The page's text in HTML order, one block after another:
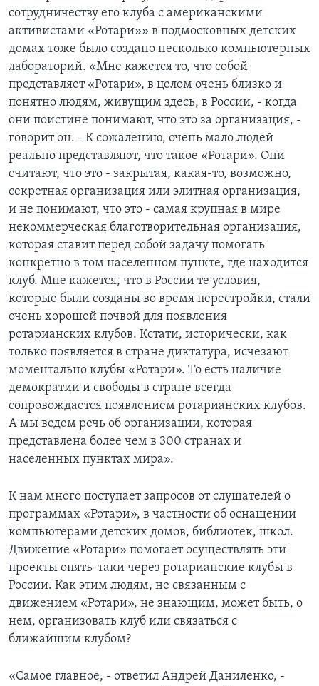
сотрудничеству его клуба с американскими
активистами «Ротари»» в подмосковных детских
домах тоже было создано несколько компьютерных
лабораторий. «Мне кажется то, что собой
представляет «Ротари», в целом очень близко и
понятно людям, живущим здесь, в России, - когда
они поистине понимают, что это за организация, -
говорит он. - К сожалению, очень мало людей
реально представляют, что такое «Ротари». Они
считают, что это - закрытая, какая-то, возможно,
секретная организация или элитная организация,
и не понимают, что это - самая крупная в мире
некоммерческая благотворительная организация,
которая ставит перед собой задачу помогать
конкретно в том населенном пункте, где находится
клуб. Мне кажется, что в России те условия,
которые были созданы во время перестройки, стали
очень хорошей почвой для появления
ротарианских клубов. Кстати, исторически, как
только появляется в стране диктатура, исчезают
моментально клубы «Ротари». То есть наличие
демократии и свободы в стране всегда
сопровождается появлением ротарианских клубов.
А мы ведем речь об организации, которая
представлена более чем в 300 странах и
населенных пунктах мира».
К нам много поступает запросов от слушателей о
программах «Ротари», в частности об оснащении
компьютерами детских домов, библиотек, школ.
Движение «Ротари» помогает осуществлять эти
проекты опять-таки через ротарианские клубы в
России. Как этим людям, не связанным с
движением «Ротари», не знающим, может быть, о
нем, организовать клуб или связаться с
ближайшим клубом?
«Самое главное, - ответил Андрей Даниленко, -